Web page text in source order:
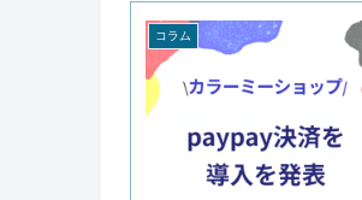
コラム